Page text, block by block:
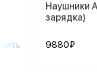
Наушники
зарядка)
9880₽